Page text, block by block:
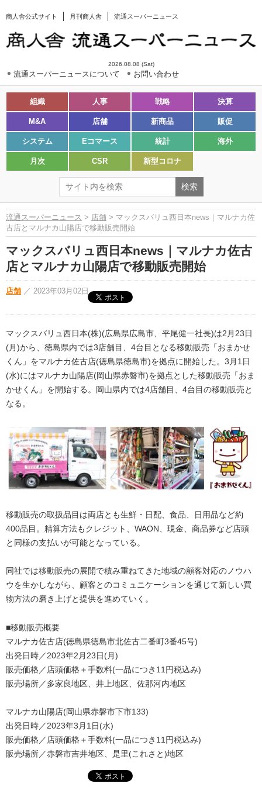
商人舎公式サイト 月刊商人舎 流通スーパーニュース
2026.08.08 (Sat)
流通スーパーニュースについて お問い合わせ
組織 人事 戦略 決算
M&A 店舗 新商品 販促
システム Eコマース 統計 海外
月次 CSR 新型コロナ
流通スーパーニュース > 店舗 > マックスバリュ西日本news｜マルナカ佐
古店とマルナカ山陽店で移動販売開始
マックスバリュ西日本news｜マルナカ佐古
店とマルナカ山陽店で移動販売開始
店舗 ／ 2023年03月02日
マックスバリュ西日本(株)(広島県広島市、平尾健一社長)は2月23日
(月)から、徳島県内では3店舗目、4台目となる移動販売「おまかせ
くん」をマルナカ佐古店(徳島県徳島市)を拠点に開始した。3月1日
(水)にはマルナカ山陽店(岡山県赤磐市)を拠点とした移動販売「おま
かせくん」を開始する。岡山県内では4店舗目、4台目の移動販売と
なる。
移動販売の取扱品目は両店とも生鮮・日配、食品、日用品など約
400品目。精算方法もクレジット、WAON、現金、商品券など店頭
と同様の支払いが可能となっている。
同社では移動販売の展開で積み重ねてきた地域の顧客対応のノウハ
ウを生かしながら、顧客とのコミュニケーションを通じて新しい買
物方法の磨き上げと提供を進めていく。
■移動販売概要
マルナカ佐古店(徳島県徳島市北佐古二番町3番45号)
出発日時／2023年2月23日(月)
販売価格／店頭価格＋手数料(一品につき11円税込み)
販売場所／多家良地区、井上地区、佐那河内地区
マルナカ山陽店(岡山県赤磐市下市133)
出発日時／2023年3月1日(水)
販売価格／店頭価格＋手数料(一品につき11円税込み)
販売場所／赤磐市吉井地区、是里(これさと)地区